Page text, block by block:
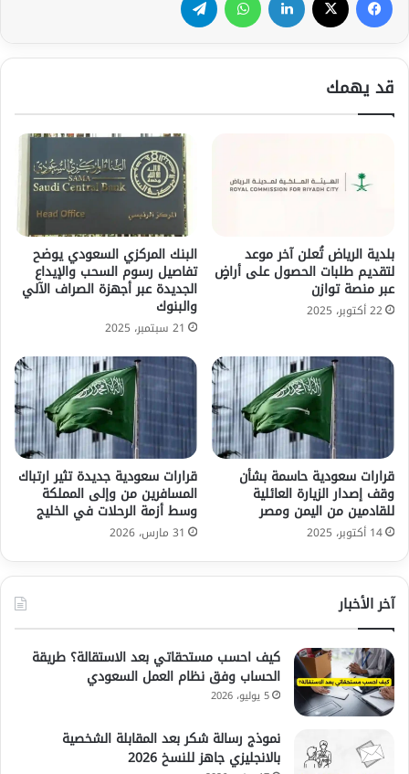
قد يهمك
بلدية الرياض تُعلن آخر موعد
لتقديم طلبات الحصول على أراضٍ
عبر منصة توازن
22 أكتوبر، 2025
البنك المركزي السعودي يوضح
تفاصيل رسوم السحب والإيداع
الجديدة عبر أجهزة الصراف الآلي
والبنوك
21 سبتمبر، 2025
قرارات سعودية حاسمة بشأن
وقف إصدار الزيارة العائلية
للقادمين من اليمن ومصر
14 أكتوبر، 2025
قرارات سعودية جديدة تثير ارتباك
المسافرين من وإلى المملكة
وسط أزمة الرحلات في الخليج
31 مارس، 2026
آخر الأخبار
كيف احسب مستحقاتي بعد الاستقالة؟ طريقة
الحساب وفق نظام العمل السعودي
5 يوليو، 2026
نموذج رسالة شكر بعد المقابلة الشخصية
بالانجليزي جاهز للنسخ 2026